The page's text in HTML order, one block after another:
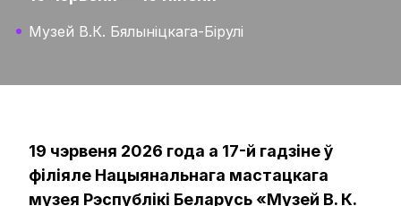
Музей В.К. Бялыніцкага-Бірулі
19 чэрвеня 2026 года а 17-й гадзіне ў
філіяле Нацыянальнага мастацкага
музея Рэспублікі Беларусь «Музей В. К.